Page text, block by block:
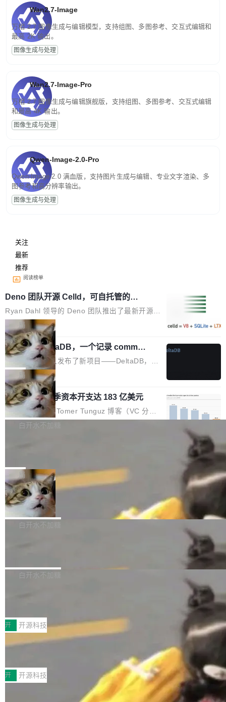
Wan2.7-Image
万相 2.7 图像生成与编辑模型，支持组图、多图参考、交互式编辑和
最高 2K 输出。
图像生成与处理
Wan2.7-Image-Pro
万相 2.7 图像生成与编辑旗舰版，支持组图、多图参考、交互式编辑
和最高 4K 输出。
图像生成与处理
Qwen-Image-2.0-Pro
Qwen-Image-2.0 满血版，支持图片生成与编辑、专业文字渲染、多
图参考和高分辨率输出。
图像生成与处理
关注
最新
推荐
阅读榜单
Deno 团队开源 Celld，可自托管的分
布式 Durable Objects
Ryan Dahl 领导的 Deno 团队推出了最新开源项
目 Celld，一个能在自己机器上运行 Cloudflare
Workers 和 Durable Objects 的守护进程。 设
计思路很直接：每个对象是一个独立的 SQLite
数据库，按名称寻址，复制到你自己的 S3 兼容
存储库里。节点之间只通过这个存储库协调——
没有控制平面，没有共识协议。每个对象自带一
个小型数据库，应用天然按分片构建，单个数据
库的竞争和爆炸半径问题在设计层面就被消除
了。 闲置的 cell 会休眠到几乎不占资源。当 cel
局
Zed 推出 DeltaDB，一个记录 commit
之间所有操作的版本控制系统
Zed 编辑器团队发布了新项目——DeltaDB，一
个在 git commit 之间记录每一次编辑操作的版
本控制系统。目前处于 Early Access 阶段。 De
ltaDB 的核心思路直接写在 landing page 最显
眼的位置：「Software is made between com
mits」——软件是在 commit 之间写出来的。git
是把这段空隙补上。 回退到任何一次编辑：Delt
aDB 捕获 commit 之间的每一次操作，...
局
SpaceXAI 单季资本开支达 183 亿美元
根据风险投资人Tomer Tunguz 博客（VC 分
析）披露的最新分析与第二季度业绩报告，Spac
微软同期总资本开支的四成。 与亚马逊、Alpha
bet、微软以及 Meta 等传统科技巨头相比，Spa
ceXAI的资金消耗速度尤为引人瞩目。然而，支
撑庞大支出的资金来源却呈现出截然不同的面
貌。数据显示，微软和 Meta 主要依托充沛的经
白开水不加糖
一个在终端里运行的编程 agent；Muse Spark
1.2，驱动这个 agent 的新模型。一句话概括：
你可以用 curl -fsSL https://dev.meta.ai/install.
sh | bash 安装一个能在大项目里自动规划、写
代码、验证结果的 AI 终端工具。 据介绍，Muse
个主 agent 循环，外加一组后台 agent。这些后
局
美团开源 LoHoSearch，用知识图谱校
准 AI 能力认知
机器出题的前提，是让机器拥有全局视野。整个
构建流程可以分为四个环节：建图 → 控制难度
白开水不加糖
库，并将作为transport接入Mooncake TENT。
MPComm将作为一种传输引擎接入Mooncake T
ENT，实现零拷贝传输性能提升30%、非零拷贝
传输性能最高提升5倍。UCL-MPComm底层基
于自研UCL-Engine通信引擎，后续腾讯网平将
持续开源更多基于UCL-Engine的高性能通信组
件。 腾讯网平团队在UCL-MPComm中实现了一
个独立于业务线程的全局通信引擎（Engine），
白开水不加糖
型案例入选名单》，深信服“面向企业研发场景的
开源 AI 编程平台 CoStrict 应用”凭借卓越的技术
创新与落地成效成功入选。 全链路私有化部署，
助力企业AI研发安全落地 当前，越来越多企业已
经开始引入 AI Coding 工具，通过调用公有云模
型或企业内部部署模型提升研发效率。但随着 AI
Coding 从个人辅助工具逐步走向团队级、组织
开 开源科技
深信服AI算力网关入选工信部人工智能
前不久，工业和信息化部正式发布《2025年人工
智能应用典型案例名单》，集中展示人工智能在
各领域的应用成果，覆盖技术底座、行业赋能、
产品应用、支撑保障、专题等五大方向。深信服
开 开源科技
Jeff Dean 离开 Google：一个时代的结